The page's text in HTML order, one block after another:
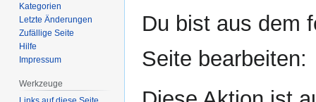
Navigation
Suche
Du bist aus dem
Seite bearbeiten:
Kategorien
Letzte Änderungen
Zufällige Seite
Hilfe
Impressum
Werkzeuge